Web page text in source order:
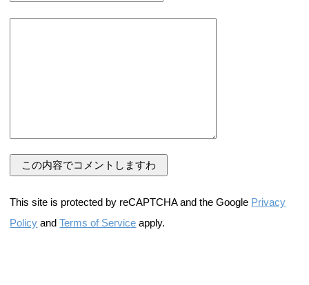
This site is protected by reCAPTCHA and the Google Privacy
Policy andTerms of Service apply.